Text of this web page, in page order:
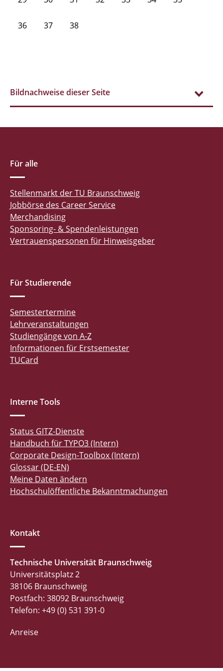
36 37 38
Bildnachweise dieser Seite
Für alle
Stellenmarkt der TU Braunschweig
Jobbörse des Career Service
Merchandising
Sponsoring- & Spendenleistungen
Vertrauenspersonen für Hinweisgeber
Für Studierende
Semestertermine
Lehrveranstaltungen
Studiengänge von A-Z
Informationen für Erstsemester
TUCard
Interne Tools
Status GITZ-Dienste
Handbuch für TYPO3 (Intern)
Corporate Design-Toolbox (Intern)
Glossar (DE-EN)
Meine Daten ändern
Hochschulöffentliche Bekanntmachungen
Kontakt
Technische Universität Braunschweig
Universitätsplatz 2
38106 Braunschweig
Postfach: 38092 Braunschweig
Telefon: +49 (0) 531 391-0
Anreise